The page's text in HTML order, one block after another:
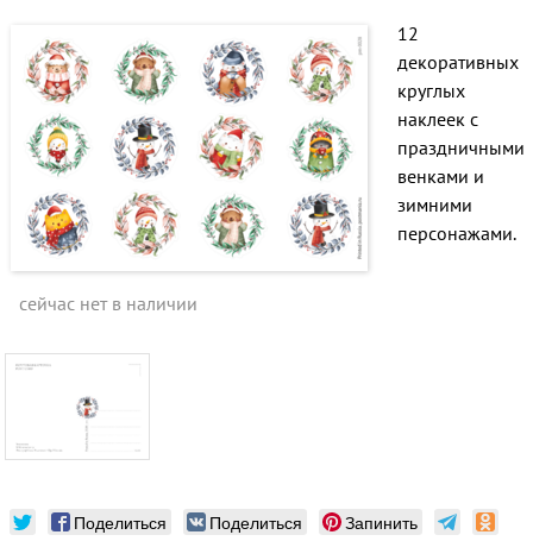
12
декоративных
круглых
наклеек с
праздничными
венками и
зимними
персонажами.
сейчас нет в наличии
Поделиться Поделиться Запинить